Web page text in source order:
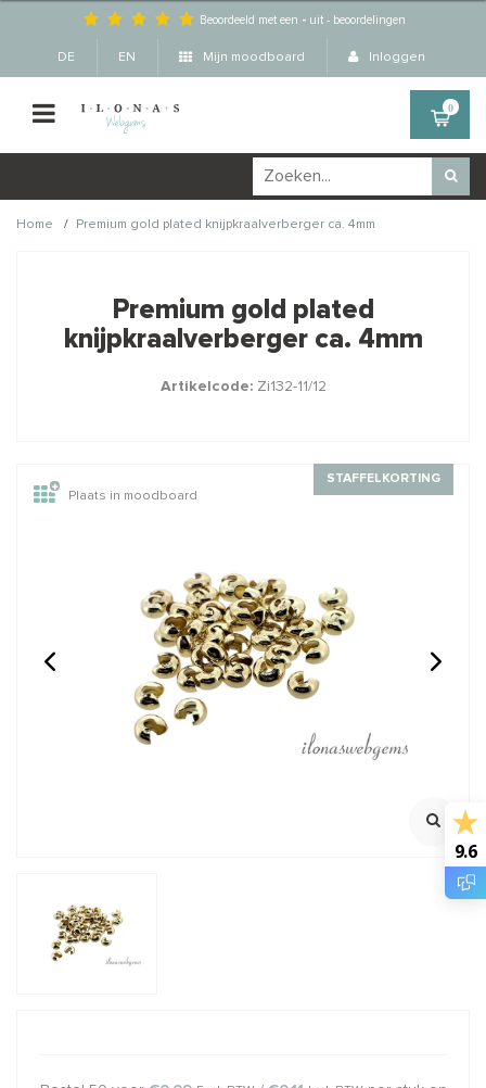
Beoordeeld met een - uit -beoordelingen
DE EN Mijn moodboard Inloggen
0
Home / Premium gold plated knijpkraalverberger ca. 4mm
producten ook interessant
voor je?
Ca. 50 stuks Premium
gold plated buiskraaltje
ca. 2x2mm
Premium gold plated
lobsterslotje ca. 10mm
Klik voor staffelkorting
Incl. btw
€1,24
Premium gold plated
knijpkraalverberger ca. 4mm
Artikelcode:Zi132-11/12
STAFFELKORTING
Plaats in moodboard
9.6